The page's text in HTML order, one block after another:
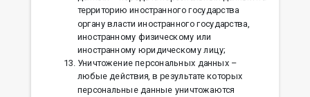
территорию иностранного государства
органу власти иностранного государства,
иностранному физическому или
иностранному юридическому лицу;
Уничтожение персональных данных –
любые действия, в результате которых
персональные данные уничтожаются